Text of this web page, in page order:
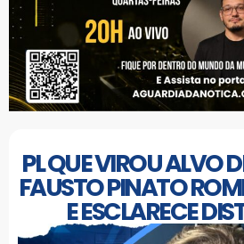
PL QUE VIROU ALVO
FAUSTO PINATO
E ESCLARECE